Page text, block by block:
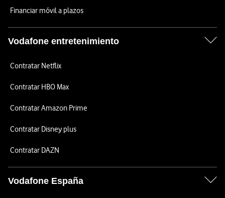
Financiar móvil a plazos
Vodafone entretenimiento
Contratar Netflix
Contratar HBO Max
Contratar Amazon Prime
Contratar Disney plus
Contratar DAZN
Vodafone España